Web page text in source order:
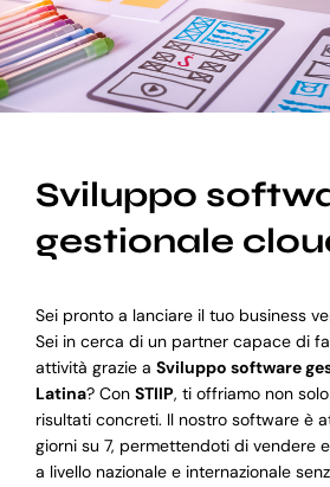
Supporto
Sviluppo
gestionale
Sei pronto a lanciare il tuo business
Sei in cerca di un partner capace di
attività grazie a Sviluppo software
Latina? Con STIIP, ti offriamo non
risultati concreti. Il nostro software è
giorni su 7, permettendoti di vendere
a livello nazionale e internazionale